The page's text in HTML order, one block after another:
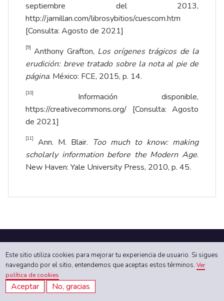
septiembre del 2013,
http://jamillan.com/librosybitios/cuescom.htm
[Consulta: Agosto de 2021]
[9] Anthony Grafton, Los orígenes trágicos de la
erudición: breve tratado sobre la nota al pie de
página. México: FCE, 2015, p. 14.
[10]
Información disponible,
https://creativecommons.org/ [Consulta: Agosto
de 2021]
[11] Ann. M. Blair. Too much to know: making
scholarly information before the Modern Age.
New Haven: Yale University Press, 2010, p. 45.
Enlaces directos
Trabaja con
nosotros.
Este sitio utiliza cookies para mejorar tu experiencia de usuario. Si sigues
navegando por el sitio, entendemos que aceptas estos términos.Ver
política de cookies
Aceptar No, gracias